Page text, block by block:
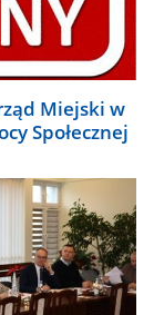
Miejski w
Społecznej